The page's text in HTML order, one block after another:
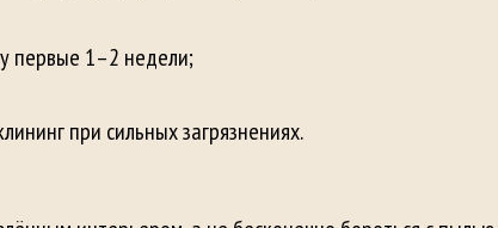
первые 1–2 недели;
при сильных загрязнениях.